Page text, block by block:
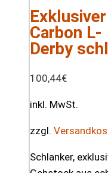
Exklusiver
Carbon L-
Derby
100,44€
inkl. MwSt.
zzgl.
Schlanker,